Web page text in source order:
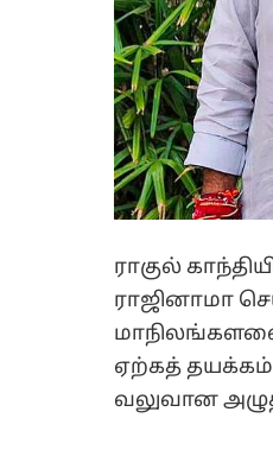
ராகுல்
ராஜினாமா
ஏற்கத் தயக்கம்
வலுவான